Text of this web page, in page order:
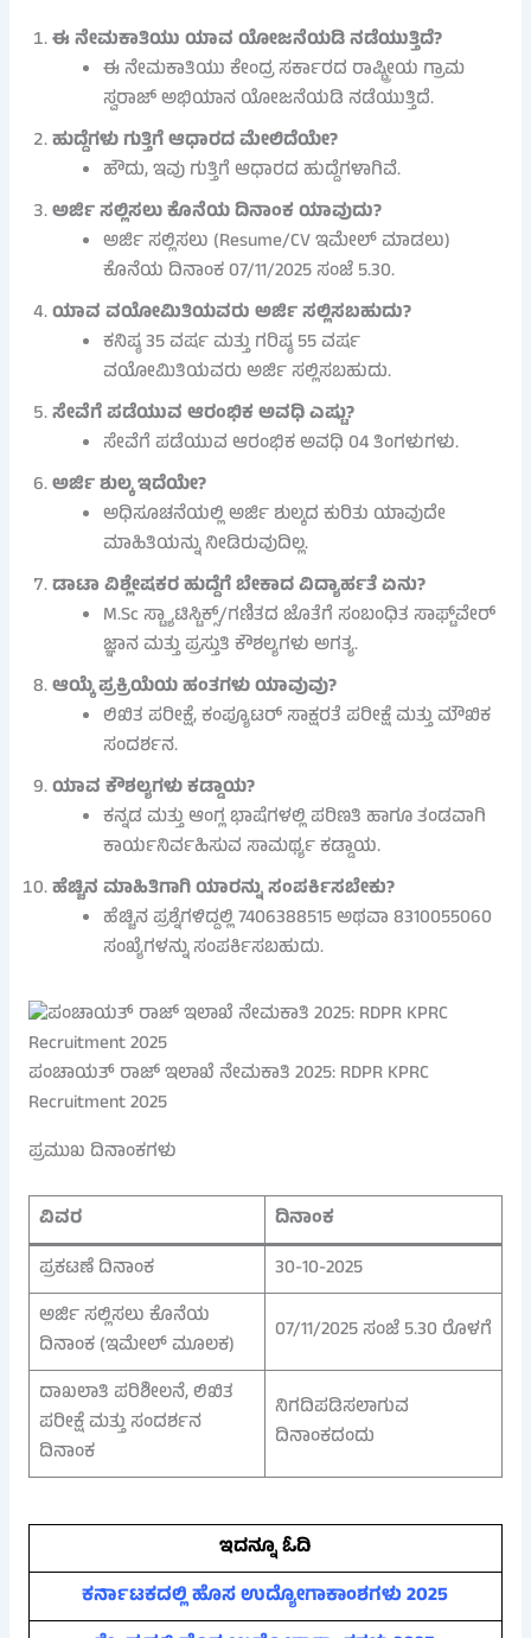
ಈ ನೇಮಕಾತಿಯು ಯಾವ ಯೋಜನೆಯಡಿ ನಡೆಯುತ್ತಿದೆ?
ಈ ನೇಮಕಾತಿಯು ಕೇಂದ್ರ ಸರ್ಕಾರದ ರಾಷ್ಟ್ರೀಯ ಗ್ರಾಮ
ಸ್ವರಾಜ್ ಅಭಿಯಾನ ಯೋಜನೆಯಡಿ ನಡೆಯುತ್ತಿದೆ.
ಹುದ್ದೆಗಳು ಗುತ್ತಿಗೆ ಆಧಾರದ ಮೇಲಿದೆಯೇ?
ಹೌದು, ಇವು ಗುತ್ತಿಗೆ ಆಧಾರದ ಹುದ್ದೆಗಳಾಗಿವೆ.
ಅರ್ಜಿ ಸಲ್ಲಿಸಲು ಕೊನೆಯ ದಿನಾಂಕ ಯಾವುದು?
ಅರ್ಜಿ ಸಲ್ಲಿಸಲು (Resume/CV ಇಮೇಲ್ ಮಾಡಲು)
ಕೊನೆಯ ದಿನಾಂಕ 07/11/2025 ಸಂಜೆ 5.30.
ಯಾವ ವಯೋಮಿತಿಯವರು ಅರ್ಜಿ ಸಲ್ಲಿಸಬಹುದು?
ಕನಿಷ್ಠ 35 ವರ್ಷ ಮತ್ತು ಗರಿಷ್ಠ 55 ವರ್ಷ
ವಯೋಮಿತಿಯವರು ಅರ್ಜಿ ಸಲ್ಲಿಸಬಹುದು.
ಸೇವೆಗೆ ಪಡೆಯುವ ಆರಂಭಿಕ ಅವಧಿ ಎಷ್ಟು?
ಸೇವೆಗೆ ಪಡೆಯುವ ಆರಂಭಿಕ ಅವಧಿ 04 ತಿಂಗಳುಗಳು.
ಅರ್ಜಿ ಶುಲ್ಕ ಇದೆಯೇ?
ಅಧಿಸೂಚನೆಯಲ್ಲಿ ಅರ್ಜಿ ಶುಲ್ಕದ ಕುರಿತು ಯಾವುದೇ
ಮಾಹಿತಿಯನ್ನು ನೀಡಿರುವುದಿಲ್ಲ.
ಡಾಟಾ ವಿಶ್ಲೇಷಕರ ಹುದ್ದೆಗೆ ಬೇಕಾದ ವಿದ್ಯಾರ್ಹತೆ ಏನು?
M.Sc ಸ್ಟ್ಯಾಟಿಸ್ಟಿಕ್ಸ್/ಗಣಿತದ ಜೊತೆಗೆ ಸಂಬಂಧಿತ ಸಾಫ್ಟ್‌ವೇರ್
ಜ್ಞಾನ ಮತ್ತು ಪ್ರಸ್ತುತಿ ಕೌಶಲ್ಯಗಳು ಅಗತ್ಯ.
ಆಯ್ಕೆ ಪ್ರಕ್ರಿಯೆಯ ಹಂತಗಳು ಯಾವುವು?
ಲಿಖಿತ ಪರೀಕ್ಷೆ, ಕಂಪ್ಯೂಟರ್ ಸಾಕ್ಷರತೆ ಪರೀಕ್ಷೆ ಮತ್ತು ಮೌಖಿಕ
ಸಂದರ್ಶನ.
ಯಾವ ಕೌಶಲ್ಯಗಳು ಕಡ್ಡಾಯ?
ಕನ್ನಡ ಮತ್ತು ಆಂಗ್ಲ ಭಾಷೆಗಳಲ್ಲಿ ಪರಿಣತಿ ಹಾಗೂ ತಂಡವಾಗಿ
ಕಾರ್ಯನಿರ್ವಹಿಸುವ ಸಾಮರ್ಥ್ಯ ಕಡ್ಡಾಯ.
ಹೆಚ್ಚಿನ ಮಾಹಿತಿಗಾಗಿ ಯಾರನ್ನು ಸಂಪರ್ಕಿಸಬೇಕು?
ಹೆಚ್ಚಿನ ಪ್ರಶ್ನೆಗಳಿದ್ದಲ್ಲಿ 7406388515 ಅಥವಾ 8310055060
ಸಂಖ್ಯೆಗಳನ್ನು ಸಂಪರ್ಕಿಸಬಹುದು.
ಪಂಚಾಯತ್ ರಾಜ್ ಇಲಾಖೆ ನೇಮಕಾತಿ 2025: RDPR KPRC
Recruitment 2025
ಪ್ರಮುಖ ದಿನಾಂಕಗಳು
ವಿವರ
ದಿನಾಂಕ
ಪ್ರಕಟಣೆ ದಿನಾಂಕ
30-10-2025
ಅರ್ಜಿ ಸಲ್ಲಿಸಲು ಕೊನೆಯ
ದಿನಾಂಕ (ಇಮೇಲ್ ಮೂಲಕ)
07/11/2025 ಸಂಜೆ 5.30 ರೊಳಗೆ
ದಾಖಲಾತಿ ಪರಿಶೀಲನೆ, ಲಿಖಿತ
ಪರೀಕ್ಷೆ ಮತ್ತು ಸಂದರ್ಶನ
ದಿನಾಂಕ
ನಿಗದಿಪಡಿಸಲಾಗುವ
ದಿನಾಂಕದಂದು
ಇದನ್ನೂ ಓದಿ
ಕರ್ನಾಟಕದಲ್ಲಿ ಹೊಸ ಉದ್ಯೋಗಾಕಾಂಶಗಳು 2025